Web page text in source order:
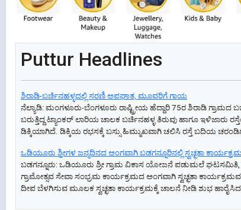
Puttur Headlines
ಶಿರಾಡಿ-ಬರ್ಚಿನಹಳ್ಳದಲ್ಲಿ ಸರಣಿ ಅಪಘಾತ, ಮೂವರಿಗೆ ಗಾಯ
ನೆಲ್ಯಾಡಿ: ಮಂಗಳೂರು-ಬೆಂಗಳೂರು ರಾಷ್ಟ್ರೀಯ ಹೆದ್ದಾರಿ 75ರ ಶಿರಾಡಿ
ಬರುತ್ತಿದ್ದ ಟ್ಯಾಂಕರ್ ಲಾರಿಯ ಚಾಲಕ ಬರ್ಚಿನಹಳ್ಳ ತಿರುವು ಹಾಗೂ
ಡಿಕ್ಕಿಯಾಗಿದೆ. ಡಿಕ್ಕಿಯ ರಭಸಕ್ಕೆ ಬಸ್ಸು ಹಿಮ್ಮುಖವಾಗಿ ಚಲಿಸಿ ರಸ್ತೆ ಬದಿಯ ಚರಂಡಿಗೆ
ಒಡಿಯೂರು ಶ್ರೀಗಳ ಜನ್ಮದಿನದ ಅಂಗವಾಗಿ ಬಡಗನ್ನೂರಿನಲ್ಲಿ ಸ್ವಚ್ಛತಾ ಕಾರ್ಯಕ್ರಮ
ಬಡಗನ್ನೂರು: ಒಡಿಯೂರು ಶ್ರೀ ಗ್ರಾಮ ವಿಕಾಸ ಯೋಜನೆ ಪಡುಮಲೆ ಘಟಸಮಿತಿ,
ಗ್ರಾಮೋತ್ಸವ ಸೇವಾ ಸಂಭ್ರಮ ಕಾರ್ಯಕ್ರಮದ ಅಂಗವಾಗಿ ಸ್ವಚ್ಛತಾ
ದೀಪ ಬೆಳಗಿಸುವ ಮೂಲಕ ಸ್ವಚ್ಛತಾ ಕಾರ್ಯಕ್ರಮಕ್ಕೆ ಚಾಲನೆ ನೀಡಿ ಶುಭ